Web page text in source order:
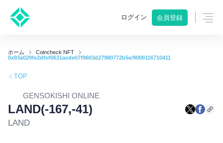
ログイン 会員登録
ホーム
Coincheck NFT
0x93a029fe2dfef0631acde07f9603d27980772b5e/9000116710411
TOP
GENSOKISHI ONLINE
LAND(-167,-41)
LAND